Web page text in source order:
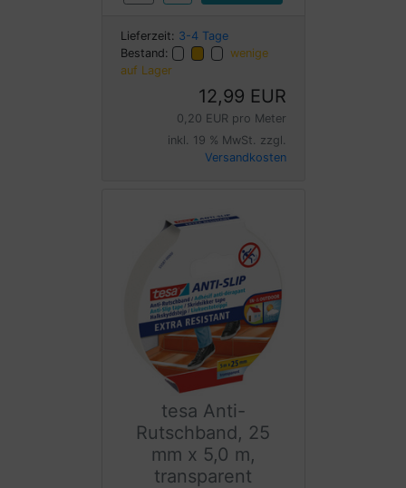
Lieferzeit: 3-4 Tage
Bestand:
wenige
auf Lager
12,99 EUR
0,20 EUR pro Meter
inkl. 19 % MwSt. zzgl.
Versandkosten
tesa Anti-
Rutschband, 25
mm x 5,0 m,
transparent